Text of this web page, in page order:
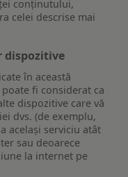
conținutului,
celei descrise mai
dispozitive
în această
fi considerat ca
dispozitive care vă
dvs. (de exemplu,
același serviciu atât
sau deoarece
la internet pe